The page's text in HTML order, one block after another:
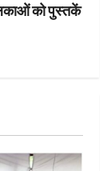
को पुस्तकें